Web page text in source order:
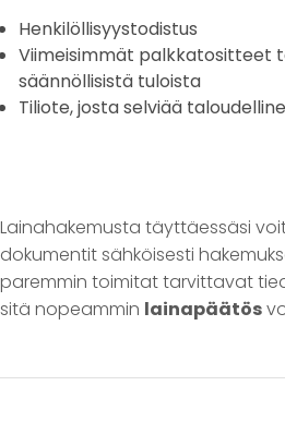
Henkilöllisyystodistus
Viimeisimmät palkkatositteet
säännöllisistä tuloista
Tiliote, josta selviää
Lainahakemusta täyttäessäsi
dokumentit sähköisesti
paremmin toimitat tarvittavat
sitä nopeammin lainapäätös